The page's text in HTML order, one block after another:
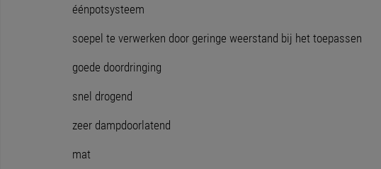
éénpotsysteem
soepel te verwerken door geringe weerstand bij het toepassen
goede doordringing
snel drogend
zeer dampdoorlatend
mat